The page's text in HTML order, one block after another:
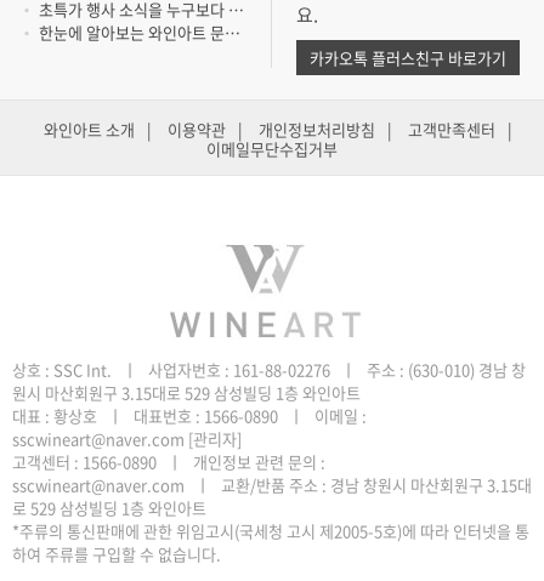
초특가 행사 소식을 누구보다 빨리 듣고 싶..
한눈에 알아보는 와인아트 문의 방법
요.
카카오톡 플러스친구 바로가기
와인아트 소개 | 이용약관 | 개인정보처리방침 | 고객만족센터
|
이메일무단수집거부
원시 마산회원구 3.15대로 529 삼성빌딩 1층 와인아트
sscwineart@naver.com [관리자]
로 529 삼성빌딩 1층 와인아트
하여 주류를 구입할 수 없습니다.